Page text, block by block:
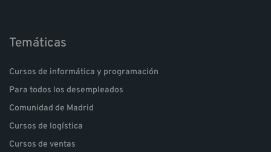
Temáticas
Cursos de informática y programación
Para todos los desempleados
Comunidad de Madrid
Cursos de logística
Cursos de ventas